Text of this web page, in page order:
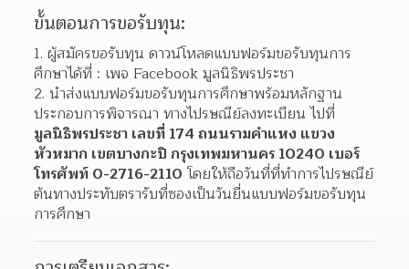
ขั้นตอนการขอรับทุน:
ผู้สมัครขอรับทุน ดาวน์โหลดแบบฟอร์มขอรับทุนการ
ศึกษาได้ที่ : เพจ Facebook มูลนิธิพรประชา
นำส่งแบบฟอร์มขอรับทุนการศึกษาพร้อมหลักฐาน
มูลนิธิพรประชา เลขที่ 174 ถนนรามคำแหง แขวง
หัวหมาก เขตบางกะปิ กรุงเทพมหานคร 10240 เบอร์
โทรศัพท์ 0-2716-2110 โดยให้ถือวันที่ที่ทำการไปรษณีย์
ต้นทางประทับตรารับที่ซองเป็นวันยื่นแบบฟอร์มขอรับทุน
การศึกษา